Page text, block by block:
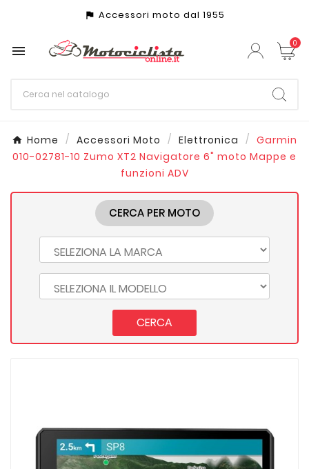
assistant_photo Accessori moto dal 1955
 0
Home Accessori Moto Elettronica
Garmin
010-02781-10 Zumo XT2 Navigatore 6" moto Mappe e
funzioni ADV
CERCA PER MOTO
CERCA